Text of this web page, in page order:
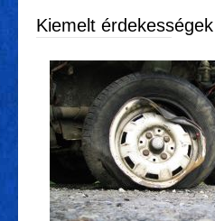
Kiemelt érdekességek